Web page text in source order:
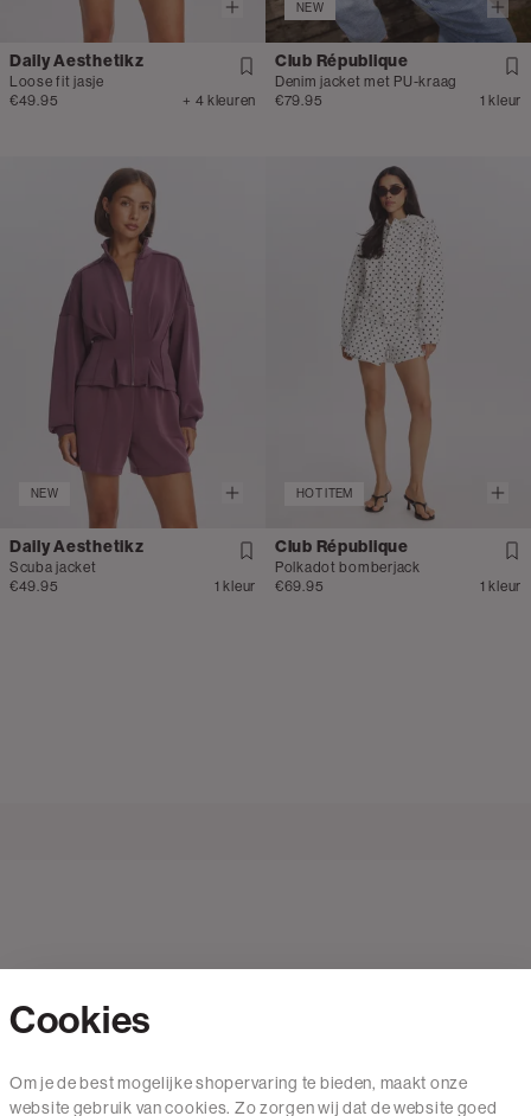
Daily Aesthetikz
Loose fit jasje
€49.95
+ 4 kleuren
NEW
Club République
Denim jacket met PU-kraag
€79.95
1 kleur
NEW
Daily Aesthetikz
Scuba jacket
€49.95
1 kleur
HOT ITEM
Club République
Polkadot bomberjack
€69.95
1 kleur
Mail ons
Cookies
Om je de best mogelijke shopervaring te bieden, maakt onze
website gebruik van cookies. Zo zorgen wij dat de website goed